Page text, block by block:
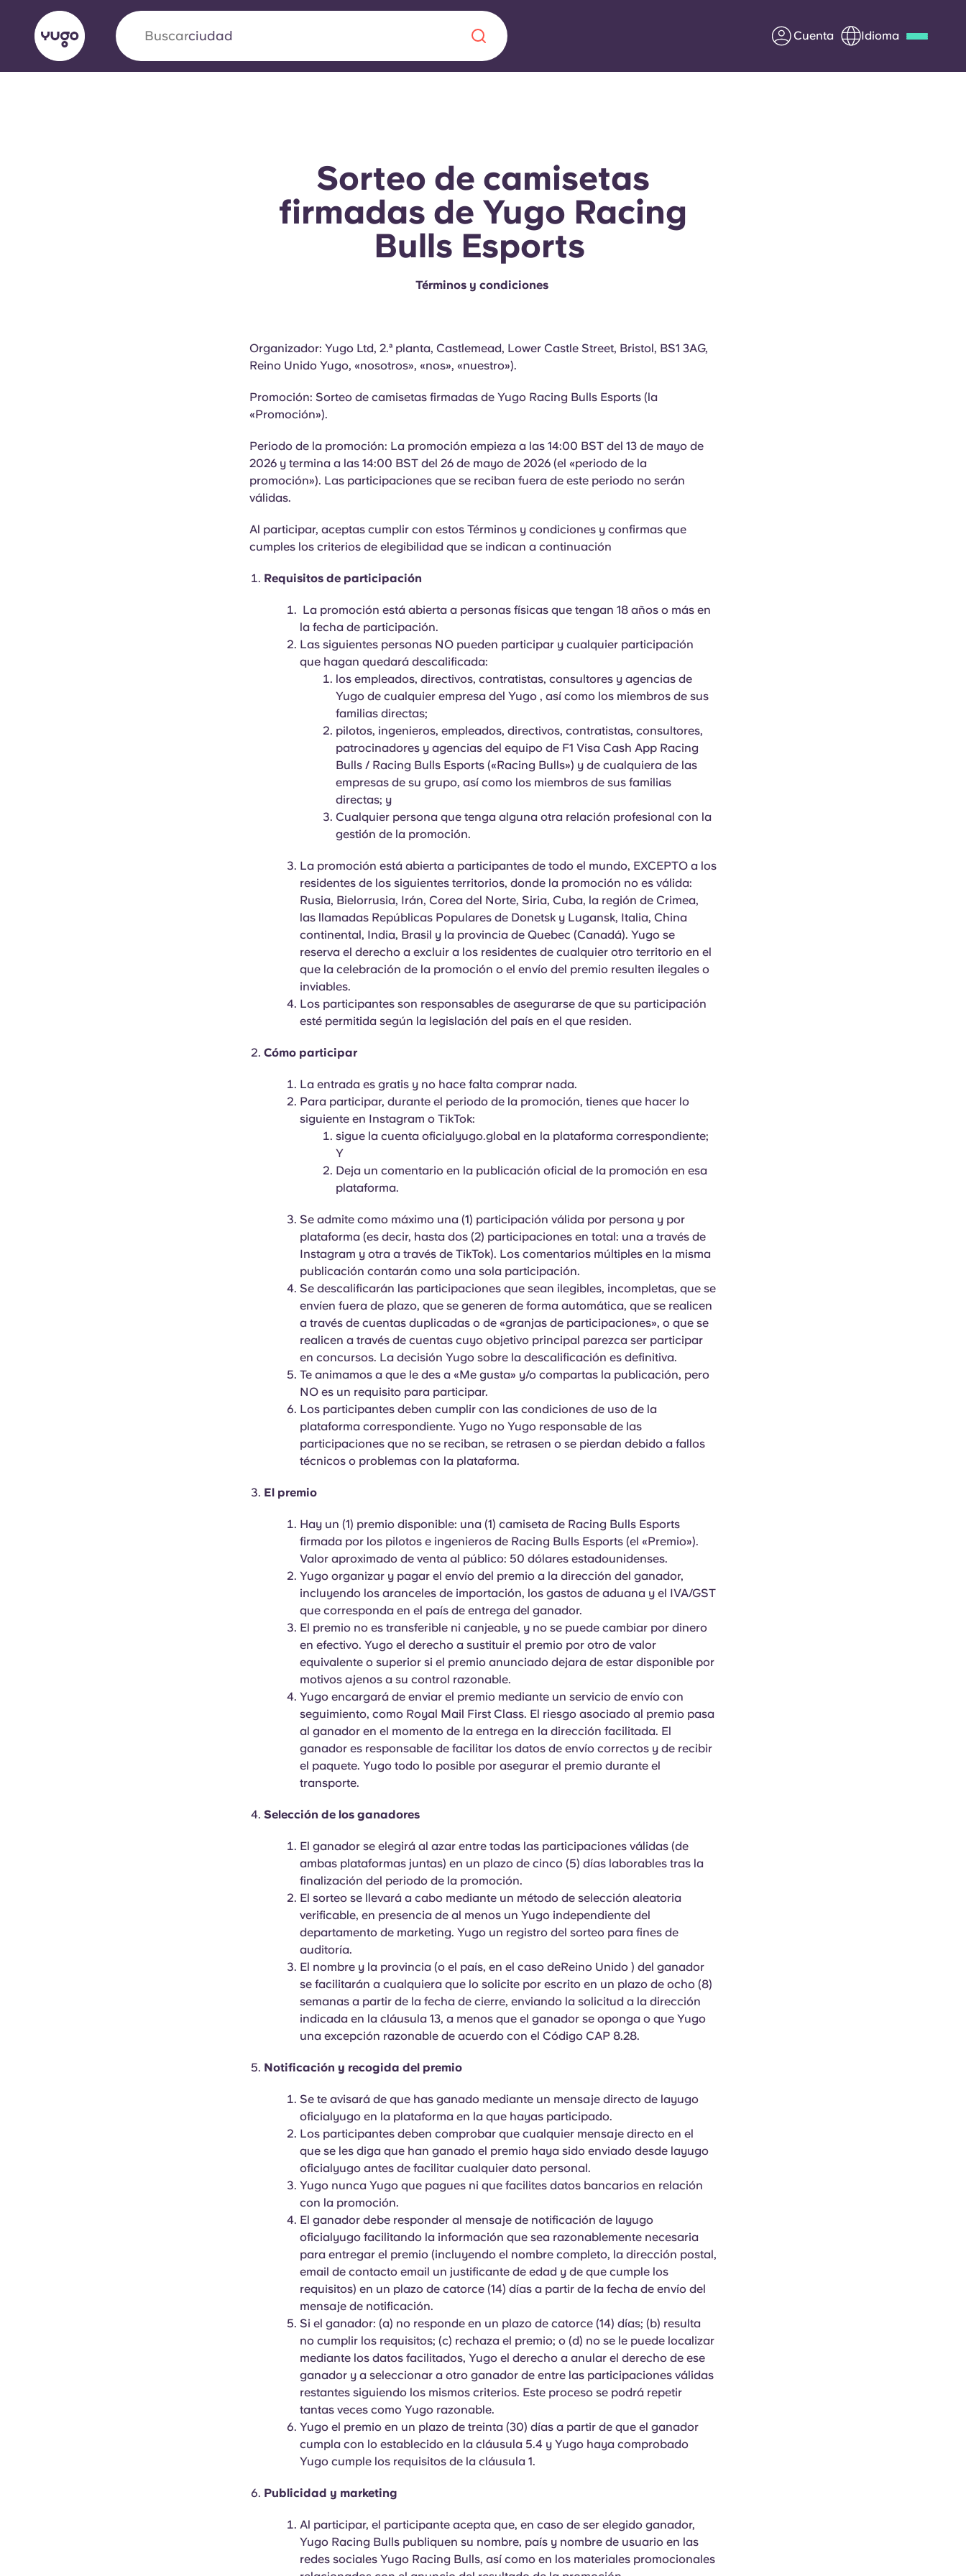
Buscarciudad Cuenta Idioma
Yugo VCARB: Impulsando una nueva era
Quiénes somos
Preguntas frecuentes
Blog
Sorteo de camisetas
firmadas de Yugo Racing
Bulls Esports
Términos y condiciones
Organizador: Yugo Ltd, 2.ª planta, Castlemead, Lower Castle Street, Bristol, BS1 3AG,
Reino Unido Yugo, «nosotros», «nos», «nuestro»).
Promoción: Sorteo de camisetas firmadas de Yugo Racing Bulls Esports (la
«Promoción»).
Periodo de la promoción: La promoción empieza a las 14:00 BST del 13 de mayo de
2026 y termina a las 14:00 BST del 26 de mayo de 2026 (el «periodo de la
promoción»). Las participaciones que se reciban fuera de este periodo no serán
válidas.
Al participar, aceptas cumplir con estos Términos y condiciones y confirmas que
cumples los criterios de elegibilidad que se indican a continuación
Requisitos de participación
La promoción está abierta a personas físicas que tengan 18 años o más en
la fecha de participación.
Las siguientes personas NO pueden participar y cualquier participación
que hagan quedará descalificada:
los empleados, directivos, contratistas, consultores y agencias de
Yugo de cualquier empresa del Yugo , así como los miembros de sus
familias directas;
pilotos, ingenieros, empleados, directivos, contratistas, consultores,
patrocinadores y agencias del equipo de F1 Visa Cash App Racing
Bulls / Racing Bulls Esports («Racing Bulls») y de cualquiera de las
empresas de su grupo, así como los miembros de sus familias
directas; y
Cualquier persona que tenga alguna otra relación profesional con la
gestión de la promoción.
La promoción está abierta a participantes de todo el mundo, EXCEPTO a los
residentes de los siguientes territorios, donde la promoción no es válida:
Rusia, Bielorrusia, Irán, Corea del Norte, Siria, Cuba, la región de Crimea,
las llamadas Repúblicas Populares de Donetsk y Lugansk, Italia, China
continental, India, Brasil y la provincia de Quebec (Canadá). Yugo se
reserva el derecho a excluir a los residentes de cualquier otro territorio en el
que la celebración de la promoción o el envío del premio resulten ilegales o
inviables.
Los participantes son responsables de asegurarse de que su participación
esté permitida según la legislación del país en el que residen.
Cómo participar
La entrada es gratis y no hace falta comprar nada.
Para participar, durante el periodo de la promoción, tienes que hacer lo
siguiente en Instagram o TikTok:
sigue la cuenta oficialyugo.global en la plataforma correspondiente;
Y
Deja un comentario en la publicación oficial de la promoción en esa
plataforma.
Se admite como máximo una (1) participación válida por persona y por
plataforma (es decir, hasta dos (2) participaciones en total: una a través de
Instagram y otra a través de TikTok). Los comentarios múltiples en la misma
publicación contarán como una sola participación.
Se descalificarán las participaciones que sean ilegibles, incompletas, que se
envíen fuera de plazo, que se generen de forma automática, que se realicen
a través de cuentas duplicadas o de «granjas de participaciones», o que se
realicen a través de cuentas cuyo objetivo principal parezca ser participar
en concursos. La decisión Yugo sobre la descalificación es definitiva.
Te animamos a que le des a «Me gusta» y/o compartas la publicación, pero
NO es un requisito para participar.
Los participantes deben cumplir con las condiciones de uso de la
plataforma correspondiente. Yugo no Yugo responsable de las
participaciones que no se reciban, se retrasen o se pierdan debido a fallos
técnicos o problemas con la plataforma.
El premio
Hay un (1) premio disponible: una (1) camiseta de Racing Bulls Esports
firmada por los pilotos e ingenieros de Racing Bulls Esports (el «Premio»).
Valor aproximado de venta al público: 50 dólares estadounidenses.
Yugo organizar y pagar el envío del premio a la dirección del ganador,
incluyendo los aranceles de importación, los gastos de aduana y el IVA/GST
que corresponda en el país de entrega del ganador.
El premio no es transferible ni canjeable, y no se puede cambiar por dinero
en efectivo. Yugo el derecho a sustituir el premio por otro de valor
equivalente o superior si el premio anunciado dejara de estar disponible por
motivos ajenos a su control razonable.
Yugo encargará de enviar el premio mediante un servicio de envío con
seguimiento, como Royal Mail First Class. El riesgo asociado al premio pasa
al ganador en el momento de la entrega en la dirección facilitada. El
ganador es responsable de facilitar los datos de envío correctos y de recibir
el paquete. Yugo todo lo posible por asegurar el premio durante el
transporte.
Selección de los ganadores
El ganador se elegirá al azar entre todas las participaciones válidas (de
ambas plataformas juntas) en un plazo de cinco (5) días laborables tras la
finalización del periodo de la promoción.
El sorteo se llevará a cabo mediante un método de selección aleatoria
verificable, en presencia de al menos un Yugo independiente del
departamento de marketing. Yugo un registro del sorteo para fines de
auditoría.
El nombre y la provincia (o el país, en el caso deReino Unido ) del ganador
se facilitarán a cualquiera que lo solicite por escrito en un plazo de ocho (8)
semanas a partir de la fecha de cierre, enviando la solicitud a la dirección
indicada en la cláusula 13, a menos que el ganador se oponga o que Yugo
una excepción razonable de acuerdo con el Código CAP 8.28.
Notificación y recogida del premio
Se te avisará de que has ganado mediante un mensaje directo de layugo
oficialyugo en la plataforma en la que hayas participado.
Los participantes deben comprobar que cualquier mensaje directo en el
que se les diga que han ganado el premio haya sido enviado desde layugo
oficialyugo antes de facilitar cualquier dato personal.
Yugo nunca Yugo que pagues ni que facilites datos bancarios en relación
con la promoción.
El ganador debe responder al mensaje de notificación de layugo
oficialyugo facilitando la información que sea razonablemente necesaria
para entregar el premio (incluyendo el nombre completo, la dirección postal,
email de contacto email un justificante de edad y de que cumple los
requisitos) en un plazo de catorce (14) días a partir de la fecha de envío del
mensaje de notificación.
Si el ganador: (a) no responde en un plazo de catorce (14) días; (b) resulta
no cumplir los requisitos; (c) rechaza el premio; o (d) no se le puede localizar
mediante los datos facilitados, Yugo el derecho a anular el derecho de ese
ganador y a seleccionar a otro ganador de entre las participaciones válidas
restantes siguiendo los mismos criterios. Este proceso se podrá repetir
tantas veces como Yugo razonable.
Yugo el premio en un plazo de treinta (30) días a partir de que el ganador
cumpla con lo establecido en la cláusula 5.4 y Yugo haya comprobado
Yugo cumple los requisitos de la cláusula 1.
Publicidad y marketing
Al participar, el participante acepta que, en caso de ser elegido ganador,
Yugo Racing Bulls publiquen su nombre, país y nombre de usuario en las
redes sociales Yugo Racing Bulls, así como en los materiales promocionales